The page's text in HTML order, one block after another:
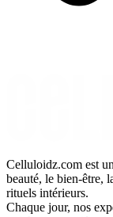
Celluloidz.com est
beauté, le bien‑être,
rituels intérieurs.
Chaque jour, nos